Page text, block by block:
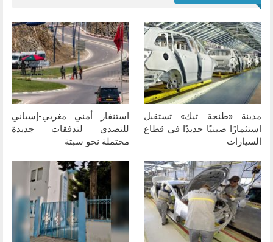
مدينة «طنجة تيك» تستقبل
استثمارًا صينيًا جديدًا في قطاع
السيارات
استنفار أمني مغربي-إسباني
للتصدي لتدفقات جديدة
محتملة نحو سبتة